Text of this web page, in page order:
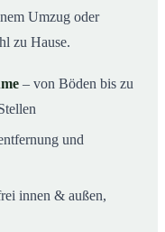
Umzug oder
zu Hause.
– von Böden bis zu
und
innen & außen,